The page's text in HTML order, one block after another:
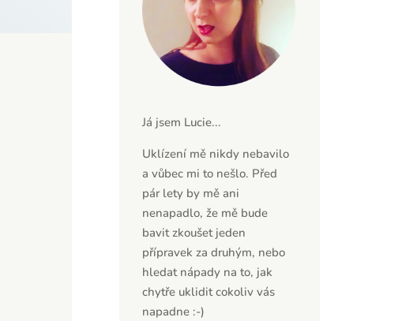
Já jsem Lucie...
Uklízení mě nikdy nebavilo
a vůbec mi to nešlo. Před
pár lety by mě ani
nenapadlo, že mě bude
bavit zkoušet jeden
přípravek za druhým, nebo
hledat nápady na to, jak
chytře uklidit cokoliv vás
napadne :-)